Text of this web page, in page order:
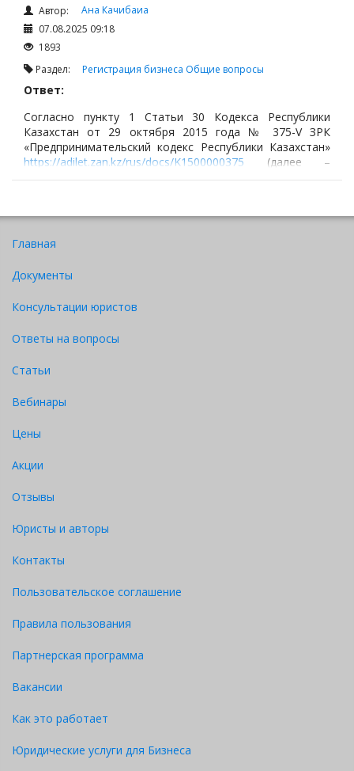
Автор:
Ана Качибаиа
07.08.2025 09:18
1893
Раздел: Регистрация бизнеса Общие вопросы
Ответ:
Согласно пункту 1 Статьи 30 Кодекса Республики
Казахстан от 29 октября 2015 года № 375-V ЗРК
«Предпринимательский кодекс Республики Казахстан»
https://adilet.zan.kz/rus/docs/K1500000375 (далее –
«Предпринимательский кодекс»)
Главная
Документы
Консультации юристов
Ответы на вопросы
Статьи
Вебинары
Цены
Акции
Отзывы
Юристы и авторы
Контакты
Пользовательское соглашение
Правила пользования
Партнерская программа
Вакансии
Как это работает
Юридические услуги для Бизнеса